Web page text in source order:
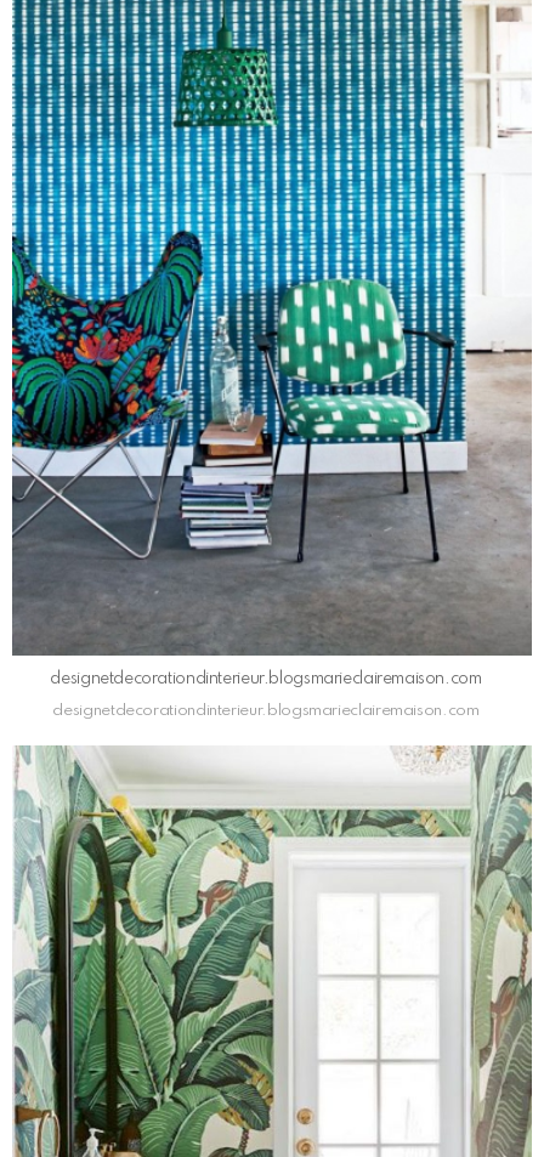
designetdecorationdinterieur.blogsmarieclairemaison.com
designetdecorationdinterieur.blogsmarieclairemaison.com